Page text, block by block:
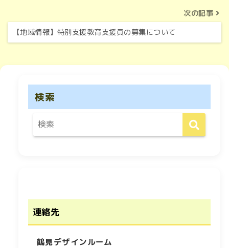
次の記事
【地域情報】特別支援教育支援員の募集について
検索
連絡先
鶴見デザインルーム